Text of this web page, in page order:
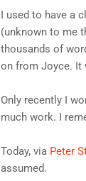
I used to have a
(unknown to me
thousands of
on from Joyce. It
Only recently I
much work. I
Today, via Peter
assumed.